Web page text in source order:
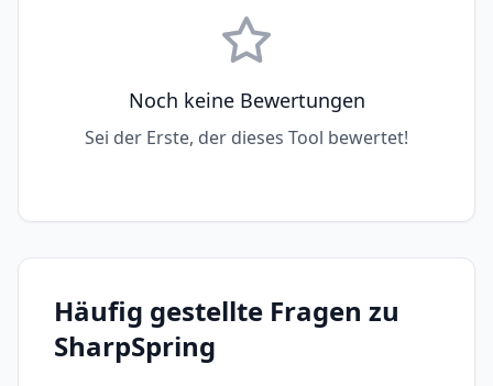
Noch keine Bewertungen
Sei der Erste, der dieses Tool bewertet!
Häufig gestellte Fragen zu
SharpSpring